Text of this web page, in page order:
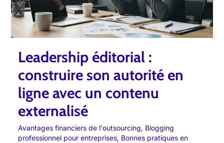
Leadership éditorial :
construire son autorité en
ligne avec un contenu
externalisé
Avantages financiers de l'outsourcing, Blogging
professionnel pour entreprises, Bonnes pratiques en
autorité
en
un
contenu
externalisé